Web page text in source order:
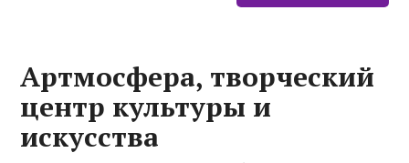
Артмосфера, творческий
центр культуры и
искусства